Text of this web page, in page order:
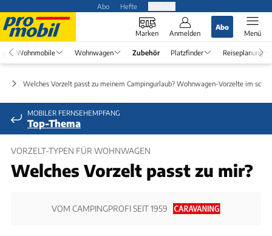
Abo Hefte
Marken Anmelden
Abo
Menü
Wohnmobile Wohnwagen Zubehör Platzfinder Reiseplanung
Welches Vorzelt passt zu meinem Campingurlaub? Wohnwagen-Vorzelte im
MOBILER FERNSEHEMPFANG
Top-Thema
VORZELT-TYPEN FÜR WOHNWAGEN
Welches Vorzelt passt zu mir?
VOM CAMPINGPROFI SEIT 1959